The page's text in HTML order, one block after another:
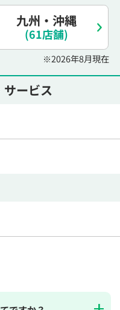
ン保険相談専用）
110
（通話無料）
なります
ービス
九州・沖縄
(61店舗)
※2026年8月現在